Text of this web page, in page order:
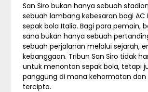
San Siro bukan hanya sebuah
sebuah lambang kebesaran bagi AC
sepak bola Italia. Bagi para pemain,
sana bukan hanya sebuah
sebuah perjalanan melalui sejarah,
kebanggaan. Tribun San Siro tidak
untuk menonton sepak bola, tetapi
panggung di mana kehormatan dan
tercipta.